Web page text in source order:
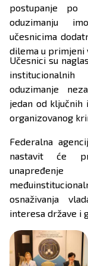
postupanje po
oduzimanju
učesnicima
dilema u primjeni
Učesnici su
oduzimanje
jedan od
organizovanog
Federalna
nastavit će
osnaživanja
interesa države i